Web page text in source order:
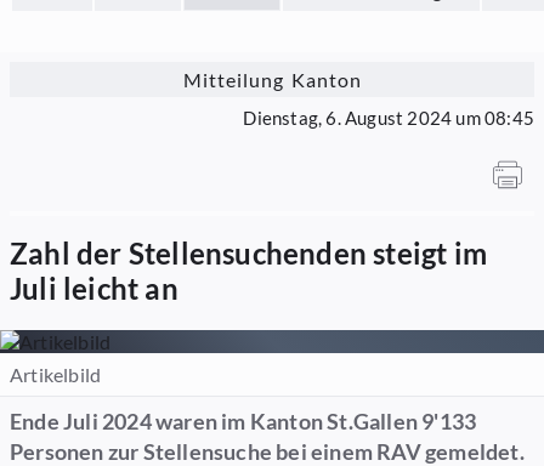
Mitteilung Kanton
Dienstag, 6. August 2024 um 08:45
Zahl der Stellensuchenden steigt im
Juli leicht an
Artikelbild
Ende Juli 2024 waren im Kanton St.Gallen 9'133
Personen zur Stellensuche bei einem RAV gemeldet.